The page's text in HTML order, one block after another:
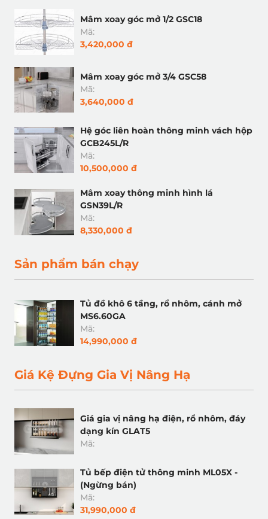
Mâm xoay góc mở 1/2 GSC18
Mã:
3,420,000 đ
Mâm xoay góc mở 3/4 GSC58
Mã:
3,640,000 đ
Hệ góc liên hoàn thông minh vách hộp
GCB245L/R
Mã:
10,500,000 đ
Mâm xoay thông minh hình lá
GSN39L/R
Mã:
8,330,000 đ
Sản phẩm bán chạy
Tủ đồ khô 6 tầng, rổ nhôm, cánh mở
MS6.60GA
Mã:
14,990,000 đ
Giá Kệ Đựng Gia Vị Nâng Hạ
Giá gia vị nâng hạ điện, rổ nhôm, đáy
dạng kín GLAT5
Mã:
Tủ bếp điện tử thông minh ML05X -
(Ngừng bán)
Mã:
31,990,000 đ